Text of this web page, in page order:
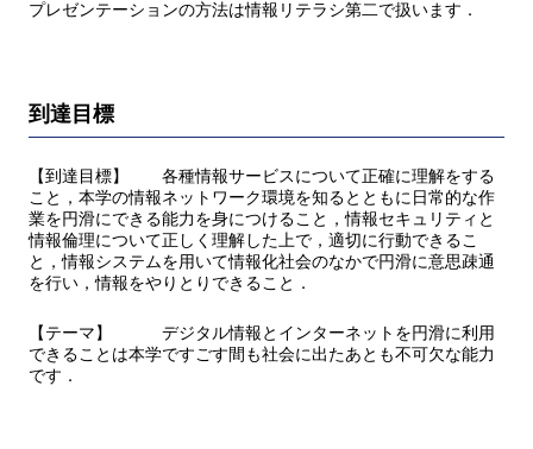
プレゼンテーションの方法は情報リテラシ第二で扱います．
到達目標
【到達目標】 各種情報サービスについて正確に理解をする
こと，本学の情報ネットワーク環境を知るとともに日常的な作
業を円滑にできる能力を身につけること，情報セキュリティと
情報倫理について正しく理解した上で，適切に行動できるこ
と，情報システムを用いて情報化社会のなかで円滑に意思疎通
を行い，情報をやりとりできること．
【テーマ】 デジタル情報とインターネットを円滑に利用
できることは本学ですごす間も社会に出たあとも不可欠な能力
です．